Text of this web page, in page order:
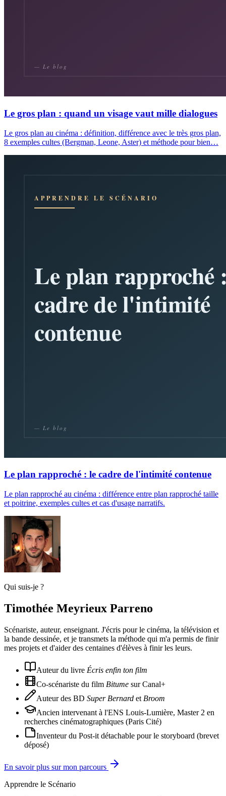
Le gros plan : quand un visage vaut mille dialogues
Le gros plan au cinéma : définition, différence avec le très gros plan,
8 exemples cultes (Bergman, Leone, Aster) et méthode pour bien…
Le plan rapproché : le cadre de l'intimité contenue
Le plan rapproché au cinéma : différence entre plan rapproché taille
et poitrine, exemples cultes et cas d'usage narratifs.
Qui suis-je ?
Timothée Meyrieux Parreno
Scénariste, auteur, enseignant. J'écris pour le cinéma, la télévision et
la bande dessinée, et je transmets la méthode qui m'a permis de finir
mes projets et d'aider des centaines d'élèves à finir les leurs.
Auteur du livre Écris enfin ton film
Co-scénariste du film Bitume sur Canal+
Auteur des BD Super Bernard et Broom
Ancien intervenant à l'ENS Louis-Lumière, Master 2 en
recherches cinématographiques (Paris Cité)
Inventeur du Post-it détachable pour le storyboard (brevet
déposé)
En savoir plus sur mon parcours
Apprendre le Scénario